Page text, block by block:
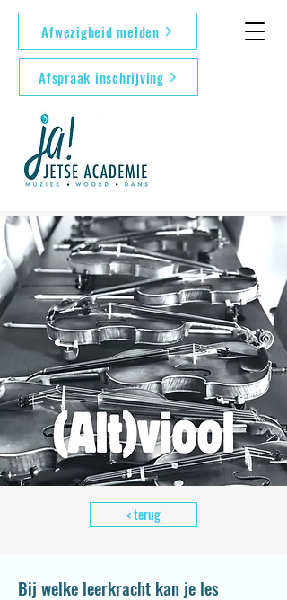
Afwezigheid melden
Afspraak inschrijving
< terug
Bij welke leerkracht kan je les